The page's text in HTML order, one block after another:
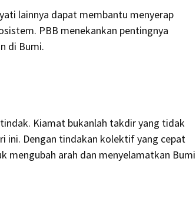
lainnya dapat membantu menyerap
PBB menekankan pentingnya
di Bumi.
Kiamat bukanlah takdir yang tidak
ini. Dengan tindakan kolektif yang cepat
mengubah arah dan menyelamatkan Bumi